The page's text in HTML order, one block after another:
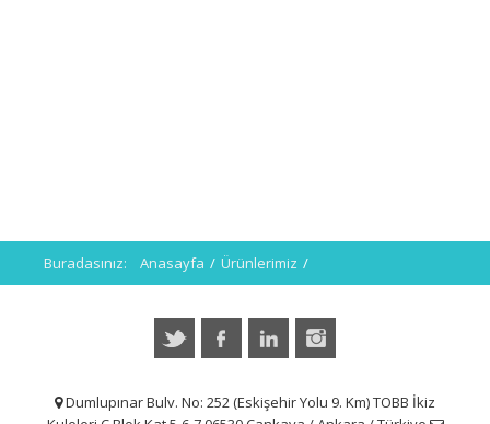
Buradasınız: Anasayfa / Ürünlerimiz /
Hazine Destekli Kefaletler / Geçmiş Programlar > /
Dumlupınar Bulv. No: 252 (Eskişehir Yolu 9. Km) TOBB İkiz